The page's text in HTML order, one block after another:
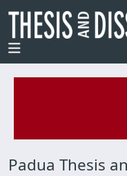
Padua Thesis